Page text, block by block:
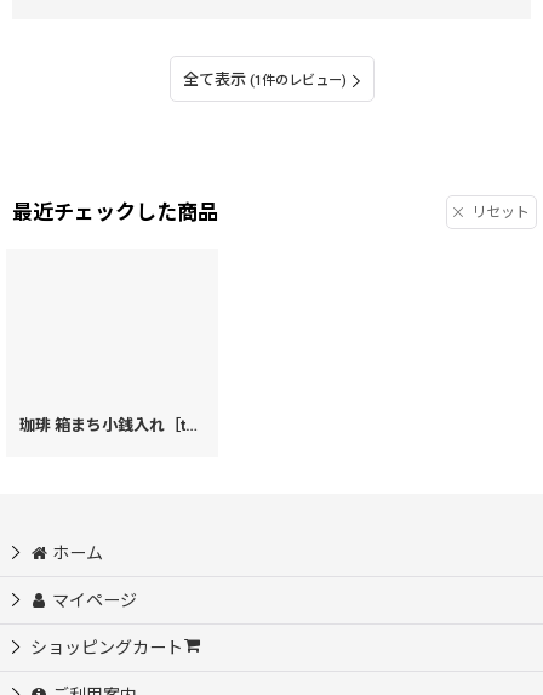
全て表示 (1件のレビュー)
最近チェックした商品 リセット
珈琲 箱まち小銭入れ［t］
ホーム
マイページ
ショッピングカート